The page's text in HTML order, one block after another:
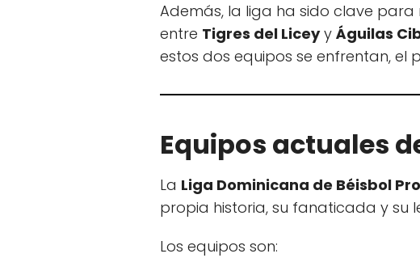
Además, la liga ha sido clave
entre Tigres del Liceyy Águilas
estos dos equipos se enfrentan, el
Equipos actuales
La Liga Dominicana de Béisbol
propia historia, su fanaticada y
Los equipos son: